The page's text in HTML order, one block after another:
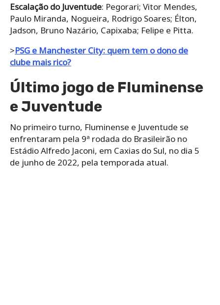
Escalação do Juventude: Pegorari; Vitor Mendes,
Paulo Miranda, Nogueira, Rodrigo Soares; Élton,
Jadson, Bruno Nazário, Capixaba; Felipe e Pitta.
>PSG e Manchester City: quem tem o dono de
clube mais rico?
Último jogo de Fluminense
e Juventude
No primeiro turno, Fluminense e Juventude se
enfrentaram pela 9ª rodada do Brasileirão no
Estádio Alfredo Jaconi, em Caxias do Sul, no dia 5
de junho de 2022, pela temporada atual.